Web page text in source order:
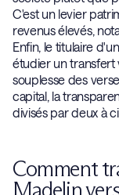
C'est un levier
revenus élevés,
Enfin, le titulaire
étudier un transfert
souplesse des
capital, la
divisés par deux à
Comment
Madelin